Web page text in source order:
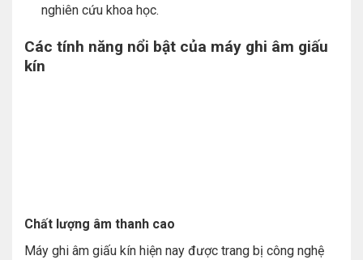
nghiên cứu khoa học.
Các tính năng nổi bật của máy ghi âm giấu
kín
Chất lượng âm thanh cao
Máy ghi âm giấu kín hiện nay được trang bị công nghệ